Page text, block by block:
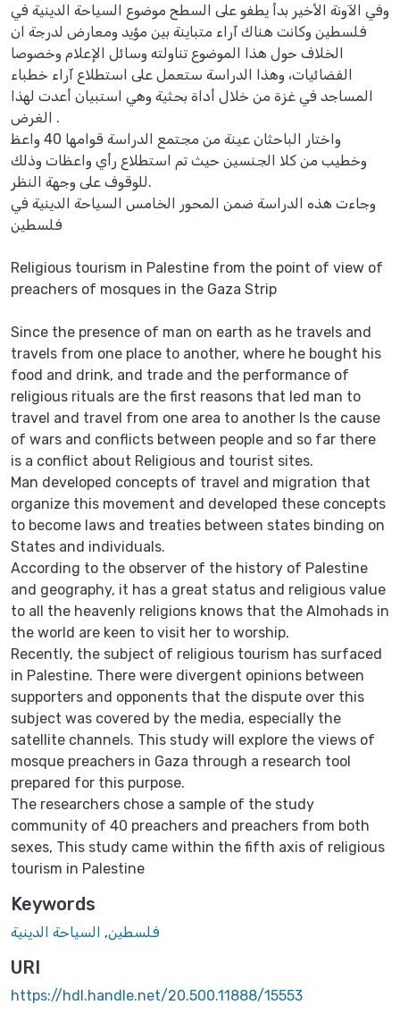
وفي الآونة الأخير بدأ يطفو على السطح موضوع السياحة الدينية في
فلسطين وكانت هناك آراء متباينة بين مؤيد ومعارض لدرجة ان
الخلاف حول هذا الموضوع تناولته وسائل الإعلام وخصوصا
الفضائيات، وهذا الدراسة ستعمل على استطلاع آراء خطباء
المساجد في غزة من خلال أداة بحثية وهي استبيان أعدت لهذا
الغرض .
واختار الباحثان عينة من مجتمع الدراسة قوامها 40 واعظ
وخطيب من كلا الجنسين حيث تم استطلاع رأي واعظات وذلك
للوقوف على وجهة النظر.
وجاءت هذه الدراسة ضمن المحور الخامس السياحة الدينية في
فلسطين
Religious tourism in Palestine from the point of view of
preachers of mosques in the Gaza Strip
Since the presence of man on earth as he travels and
travels from one place to another, where he bought his
food and drink, and trade and the performance of
religious rituals are the first reasons that led man to
travel and travel from one area to another Is the cause
of wars and conflicts between people and so far there
is a conflict about Religious and tourist sites.
Man developed concepts of travel and migration that
organize this movement and developed these concepts
to become laws and treaties between states binding on
States and individuals.
According to the observer of the history of Palestine
and geography, it has a great status and religious value
to all the heavenly religions knows that the Almohads in
the world are keen to visit her to worship.
Recently, the subject of religious tourism has surfaced
in Palestine. There were divergent opinions between
supporters and opponents that the dispute over this
subject was covered by the media, especially the
satellite channels. This study will explore the views of
mosque preachers in Gaza through a research tool
prepared for this purpose.
The researchers chose a sample of the study
community of 40 preachers and preachers from both
sexes, This study came within the fifth axis of religious
tourism in Palestine
Keywords
فلسطين, السياحة الدينية
URI
https://hdl.handle.net/20.500.11888/15553